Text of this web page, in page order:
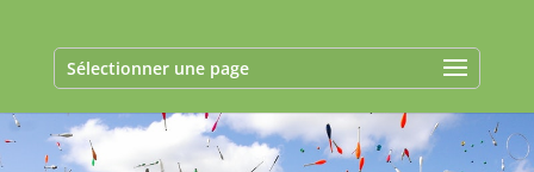
Sélectionner une page